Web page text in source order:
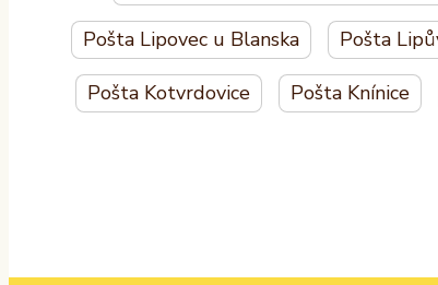
Pošta Lipovec u Blanska Pošta
Pošta Kotvrdovice Pošta Knínice